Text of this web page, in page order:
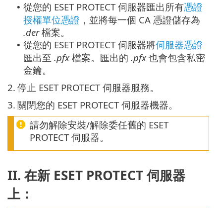
• 從您的 ESET PROTECT 伺服器匯出所有憑證
授權單位憑證 ，並將每一個 CA 憑證儲存為
.der檔案。
• 從您的 ESET PROTECT 伺服器將伺服器憑證
匯出至 .pfx檔案。匯出的 .pfx也會包含私密
金鑰。
2. 停止 ESET PROTECT 伺服器服務。
3. 關閉您的 ESET PROTECT 伺服器機器。
請勿解除安裝/解除委任舊的 ESET
PROTECT 伺服器。
II. 在新 ESET PROTECT 伺服器
上：